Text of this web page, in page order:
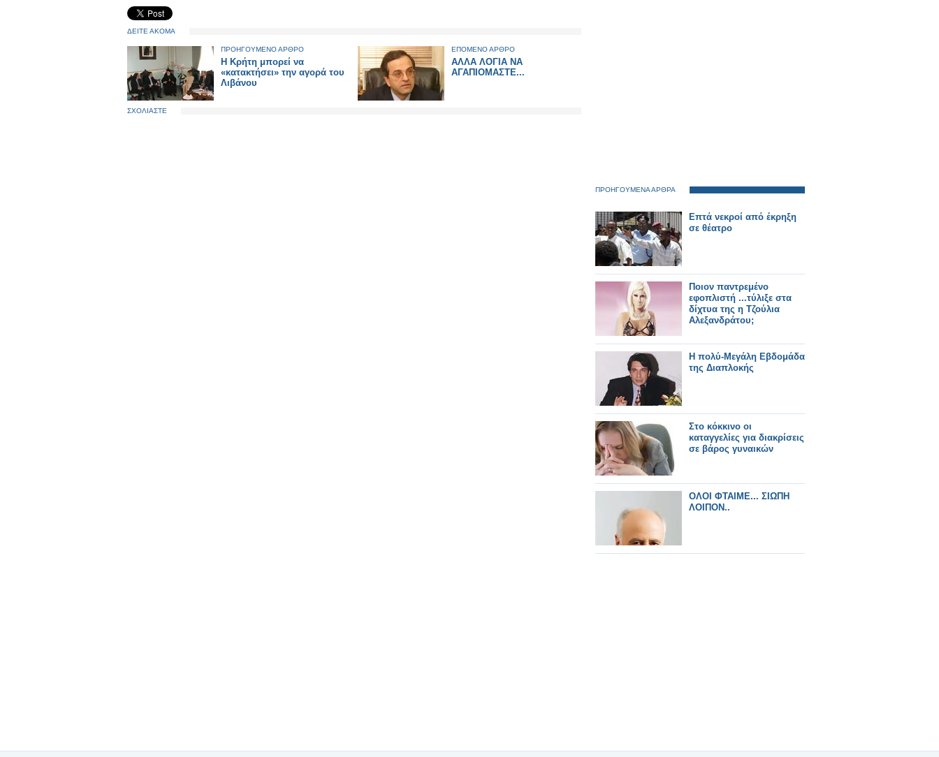
ΔΕΙΤΕ ΑΚΟΜΑ
ΠΡΟΗΓΟΥΜΕΝΟ ΑΡΘΡΟ
H Kρήτη μπορεί να
«κατακτήσει» την αγορά του
Λιβάνου
ΕΠΟΜΕΝΟ ΑΡΘΡΟ
ΑΛΛΑ ΛΟΓΙΑ ΝΑ
ΑΓΑΠΙΟΜΑΣΤΕ...
ΣΧΟΛΙΑΣΤΕ
ΠΡΟΗΓΟΥΜΕΝΑ ΑΡΘΡΑ
Επτά νεκροί από έκρηξη
σε θέατρο
Ποιον παντρεμένο
εφοπλιστή ...τύλιξε στα
δίχτυα της η Τζούλια
Αλεξανδράτου;
Η πολύ-Μεγάλη Εβδομάδα
της Διαπλοκής
Στο κόκκινο οι
καταγγελίες για διακρίσεις
σε βάρος γυναικών
ΟΛΟΙ ΦΤΑΙΜΕ... ΣΙΩΠΗ
ΛΟΙΠΟΝ..